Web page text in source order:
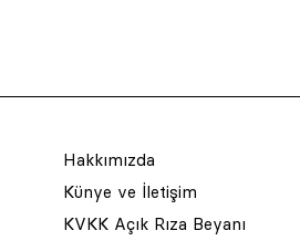
Hakkımızda
Künye ve İletişim
KVKK Açık Rıza Beyanı